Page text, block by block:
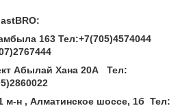
163 Тел:+7(705)4574044
Абылай Хана 20А
Тел:
м-н , Алматинское шоссе, 1б Тел: